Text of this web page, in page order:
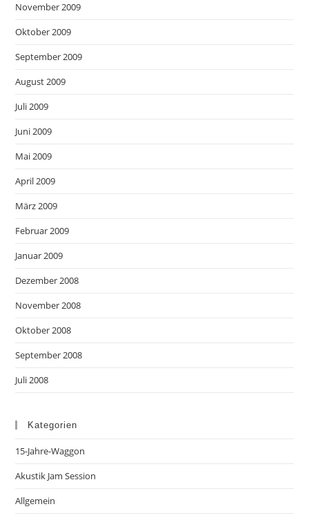
November 2009
Oktober 2009
September 2009
August 2009
Juli 2009
Juni 2009
Mai 2009
April 2009
März 2009
Februar 2009
Januar 2009
Dezember 2008
November 2008
Oktober 2008
September 2008
Juli 2008
Kategorien
15-Jahre-Waggon
Akustik Jam Session
Allgemein